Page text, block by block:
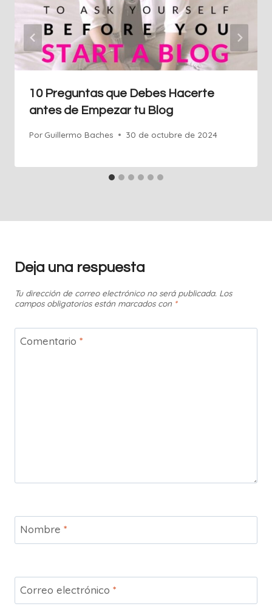
10 Preguntas que Debes Hacerte
antes de Empezar tu Blog
Por Guillermo Baches 30 de octubre de 2024
Deja una respuesta
Tu dirección de correo electrónico no será publicada. Los
campos obligatorios están marcados con *
Comentario *
Nombre *
Correo electrónico *